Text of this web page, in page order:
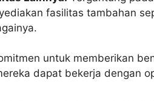
fasilitas tambahan
untuk memberikan
dapat bekerja dengan